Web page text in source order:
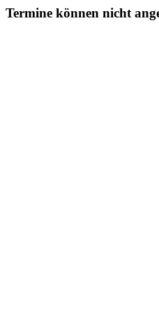
Termine können nicht